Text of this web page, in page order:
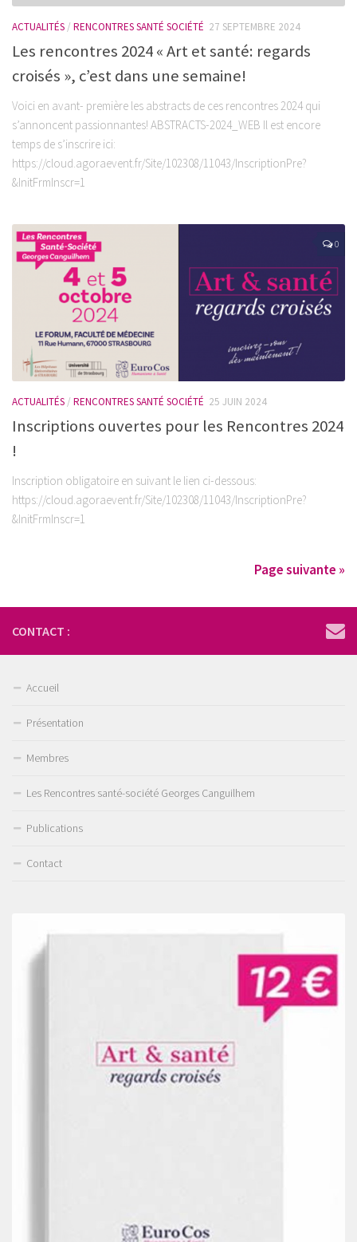
ACTUALITÉS / RENCONTRES SANTÉ SOCIÉTÉ 27 SEPTEMBRE 2024
Les rencontres 2024 « Art et santé: regards
croisés », c’est dans une semaine!
Voici en avant- première les abstracts de ces rencontres 2024 qui
s’annoncent passionnantes! ABSTRACTS-2024_WEB Il est encore
temps de s’inscrire ici:
https://cloud.agoraevent.fr/Site/102308/11043/InscriptionPre?
&InitFrmInscr=1
0
ACTUALITÉS / RENCONTRES SANTÉ SOCIÉTÉ 25 JUIN 2024
Inscriptions ouvertes pour les Rencontres 2024
!
Inscription obligatoire en suivant le lien ci-dessous:
https://cloud.agoraevent.fr/Site/102308/11043/InscriptionPre?
&InitFrmInscr=1
Page suivante »
CONTACT :
Accueil
Présentation
Membres
Les Rencontres santé-société Georges Canguilhem
Publications
Contact